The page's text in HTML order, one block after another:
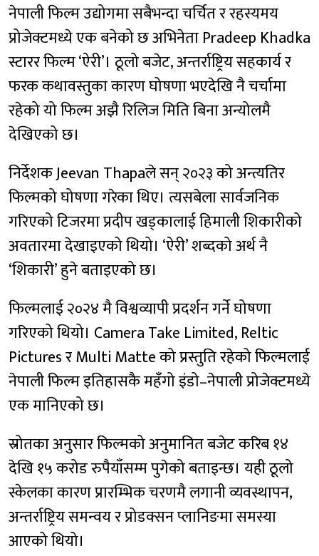
नेपाली फिल्म उद्योगमा सबैभन्दा चर्चित र रहस्यमय
प्रोजेक्टमध्ये एक बनेको छ अभिनेता Pradeep Khadka
स्टारर फिल्म ‘ऐरी’। ठूलो बजेट, अन्तर्राष्ट्रिय सहकार्य र
फरक कथावस्तुका कारण घोषणा भएदेखि नै चर्चामा
रहेको यो फिल्म अझै रिलिज मिति बिना अन्योलमै
देखिएको छ।
निर्देशक Jeevan Thapaले सन् २०२३ को अन्त्यतिर
फिल्मको घोषणा गरेका थिए। त्यसबेला सार्वजनिक
गरिएको टिजरमा प्रदीप खड्कालाई हिमाली शिकारीको
अवतारमा देखाइएको थियो। ‘ऐरी’ शब्दको अर्थ नै
‘शिकारी’ हुने बताइएको छ।
फिल्मलाई २०२४ मै विश्वव्यापी प्रदर्शन गर्ने घोषणा
गरिएको थियो। Camera Take Limited, Reltic
Pictures र Multi Matte को प्रस्तुति रहेको फिल्मलाई
नेपाली फिल्म इतिहासकै महँगो इंडो–नेपाली प्रोजेक्टमध्ये
एक मानिएको छ।
स्रोतका अनुसार फिल्मको अनुमानित बजेट करिब १४
देखि १५ करोड रुपैयाँसम्म पुगेको बताइन्छ। यही ठूलो
स्केलका कारण प्रारम्भिक चरणमै लगानी व्यवस्थापन,
अन्तर्राष्ट्रिय समन्वय र प्रोडक्सन प्लानिङमा समस्या
आएको थियो।